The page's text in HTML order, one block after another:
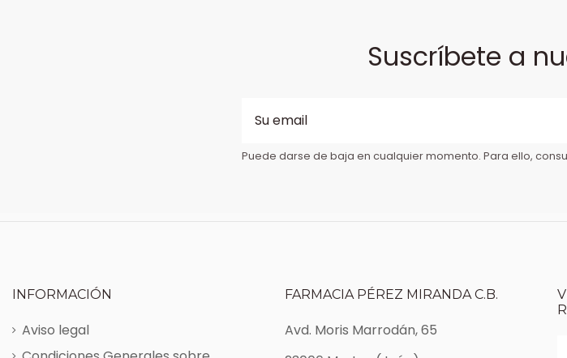
Suscríbete a
Puede darse de baja en cualquier momento. Para ello,
INFORMACIÓN
Aviso legal
FARMACIA PÉREZ MIRANDA C.B.
Avd. Moris Marrodán, 65